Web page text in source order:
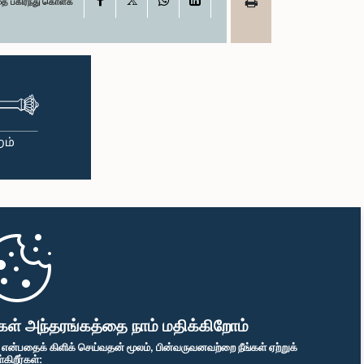
அந்தரங்கத்தை நாம் மதிக்கிறோம்
என்பதைக் கிளிக் செய்வதன் மூலம், பின்வருவனவற்றை நீங்கள் ஏற்றுக்